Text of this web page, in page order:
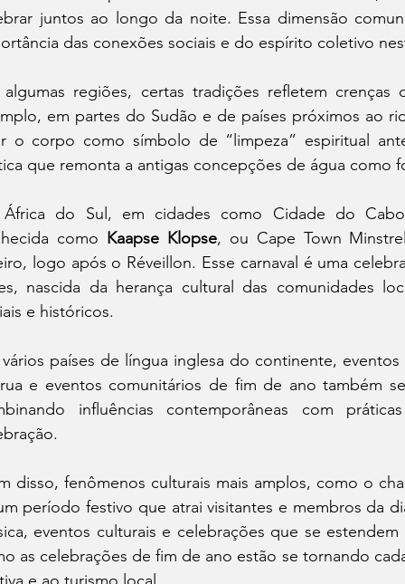
juntos ao longo da noite. Essa dimensão
das conexões sociais e do espírito coletivo
algumas regiões, certas tradições refletem crenças
em partes do Sudão e de países próximos ao
o corpo como símbolo de “limpeza” espiritual
que remonta a antigas concepções de água como
do Sul, em cidades como Cidade do
como Kaapse Klopse, ou Cape Town
logo após o Réveillon. Esse carnaval é uma
nascida da herança cultural das comunidades
e históricos.
países de língua inglesa do continente,
e eventos comunitários de fim de ano também
influências contemporâneas com
disso, fenômenos culturais mais amplos, como o
período festivo que atrai visitantes e membros da
eventos culturais e celebrações que se
as celebrações de fim de ano estão se tornando